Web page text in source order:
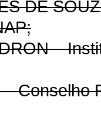
DE
–
Conselho